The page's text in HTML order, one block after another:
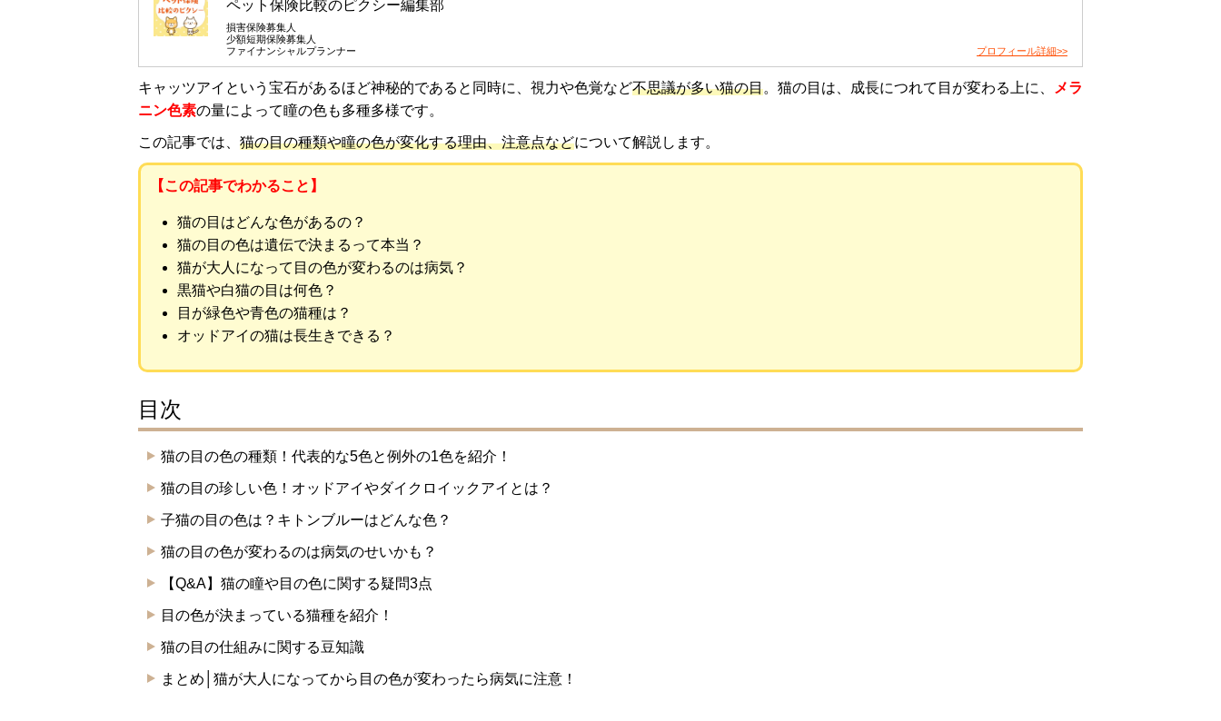
ペット保険比較のピクシー編集部
損害保険募集人
少額短期保険募集人
ファイナンシャルプランナー
プロフィール詳細>>
キャッツアイという宝石があるほど神秘的であると同時に、視力や色覚など不思議が多い猫の目。猫の目は、成長につれて目が変わる上に、
メラ
ニン色素の量によって瞳の色も多種多様です。
この記事では、 猫の目の種類や瞳の色が変化する理由、注意点などについて解説します。
【この記事でわかること】
猫の目はどんな色があるの？
猫の目の色は遺伝で決まるって本当？
猫が大人になって目の色が変わるのは病気？
黒猫や白猫の目は何色？
目が緑色や青色の猫種は？
オッドアイの猫は長生きできる？
目次
猫の目の色の種類！代表的な5色と例外の1色を紹介！
猫の目の珍しい色！オッドアイやダイクロイックアイとは？
子猫の目の色は？キトンブルーはどんな色？
猫の目の色が変わるのは病気のせいかも？
【Q&A】猫の瞳や目の色に関する疑問3点
目の色が決まっている猫種を紹介！
猫の目の仕組みに関する豆知識
まとめ│猫が大人になってから目の色が変わったら病気に注意！